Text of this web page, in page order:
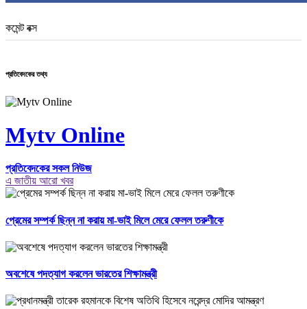
কমেন্ট বক্স
প্রতিবেদকের তথ্য
Mytv Online
প্রতিবেদকের সকল নিউজ
এ জাতীয় আরো খবর
প্রেমের সম্পর্ক ছিন্ন না করায় মা-ভাই মিলে মেরে ফেলল তরুণীকে
অবশেষে পদত্যাগ করলেন ভারতের শিক্ষামন্ত্রী